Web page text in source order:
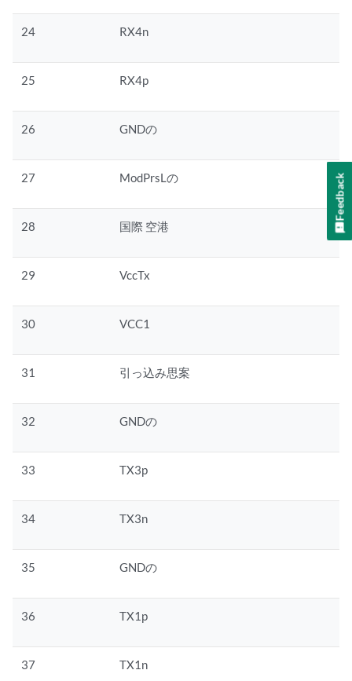
24 RX4n
25 RX4p
26 GNDの
27 ModPrsLの
28 国際 空港
29 VccTx
30 VCC1
31 引っ込み思案
32 GNDの
33 TX3p
34 TX3n
35 GNDの
36 TX1p
37 TX1n
Feedback